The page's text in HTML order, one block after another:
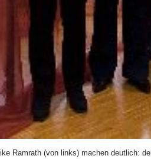
Ramrath (von links) machen deutlich: